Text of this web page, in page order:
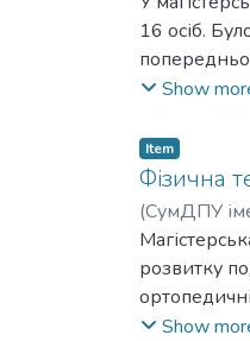
16 осіб.
функцій
значно
показники
ФТ осіб з
нижньої
зниженням
Show
Item
Фізична
(СумДПУ
Oleksandr
розвитку
5-6 років
Show